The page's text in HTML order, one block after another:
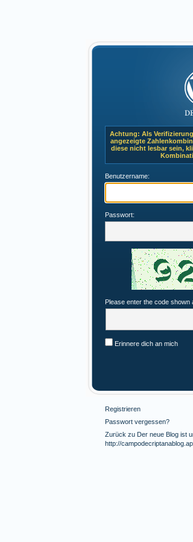
Achtung: Als
angezeigte
diese nicht lesbar sein,
Benutzername:
Passwort:
Please enter the code shown
Erinnere dich an mich
Registrieren
Passwort vergessen?
Zurück zu Der neue Blog ist
http://